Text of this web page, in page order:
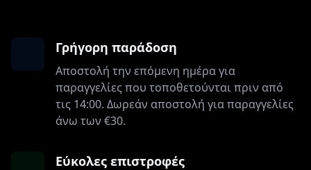
Γρήγορη παράδοση
Αποστολή την επόμενη ημέρα για
παραγγελίες που τοποθετούνται πριν από
τις 14:00. Δωρεάν αποστολή για παραγγελίες
άνω των €30.
Εύκολες επιστροφές